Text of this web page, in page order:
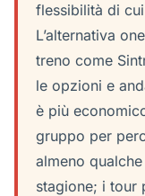
flessibilità di
L’alternativa
treno come
le opzioni e
è più
gruppo per
almeno
stagione; i tour